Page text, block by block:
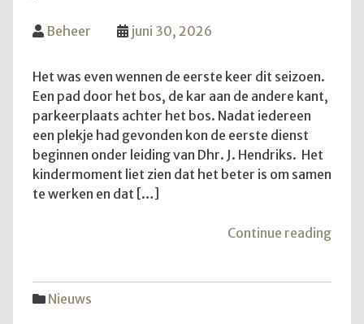
Beheer juni 30, 2026
Het was even wennen de eerste keer dit seizoen.
Een pad door het bos, de kar aan de andere kant,
parkeerplaats achter het bos. Nadat iedereen
een plekje had gevonden kon de eerste dienst
beginnen onder leiding van Dhr. J. Hendriks. Het
kindermoment liet zien dat het beter is om samen
te werken en dat […]
Continue reading
Nieuws